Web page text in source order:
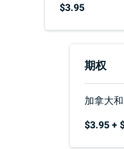
$3.95
期权
加拿大
$3.95+